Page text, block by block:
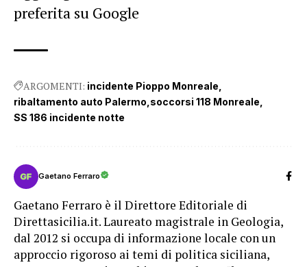
preferita su Google
ARGOMENTI: incidente Pioppo Monreale
ribaltamento auto Palermo soccorsi 118 Monreale
SS 186 incidente notte
Gaetano Ferraro
Gaetano Ferraro è il Direttore Editoriale di
Direttasicilia.it. Laureato magistrale in Geologia,
dal 2012 si occupa di informazione locale con un
approccio rigoroso ai temi di politica siciliana,